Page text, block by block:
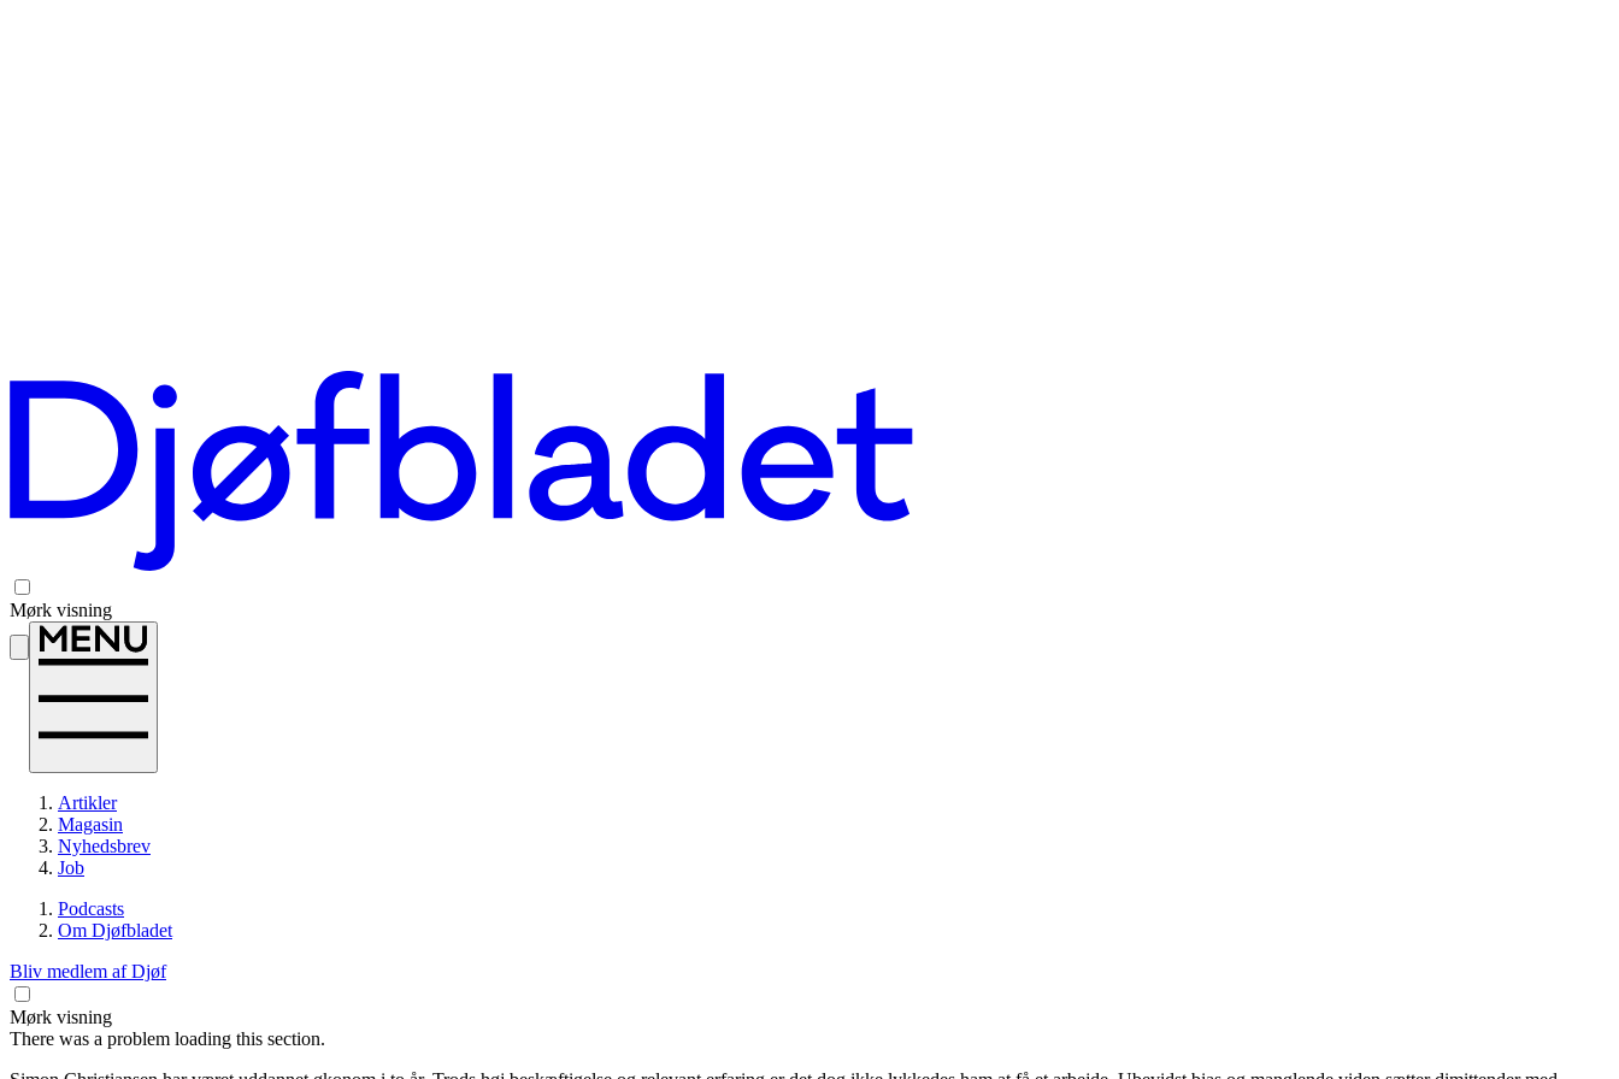
Mørk visning
Artikler
Magasin
Nyhedsbrev
Job
Podcasts
Om Djøfbladet
Bliv medlem af Djøf
Mørk visning
There was a problem loading this section.